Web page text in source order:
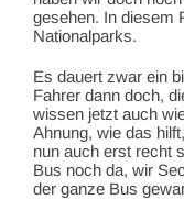
gesehen. In diesem
Nationalparks.
Es dauert zwar ein
Fahrer dann doch,
wissen jetzt auch
Ahnung, wie das
nun auch erst recht
Bus noch da, wir
der ganze Bus